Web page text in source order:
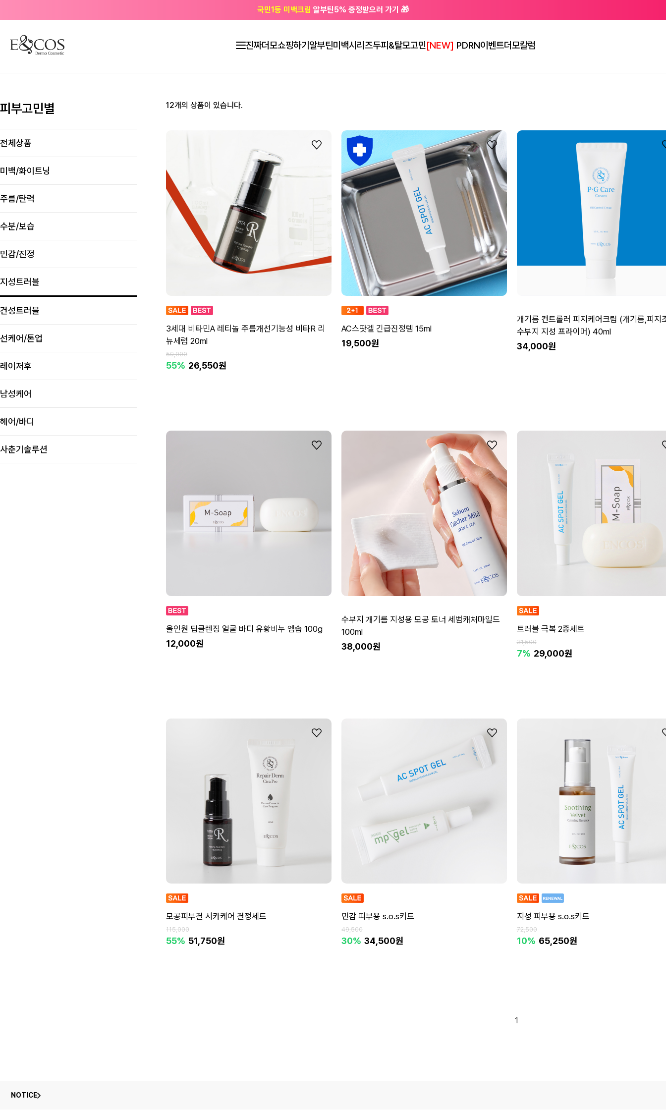
국민1등 미백크림 알부틴5% 증정받으러 가기 🎁
진짜더모쇼핑하기 알부틴미백시리즈두피&탈모고민[NEW] PDRN이벤트더모칼럼
피부고민별
전체상품
미백/화이트닝
주름/탄력
수분/보습
민감/진정
지성트러블
건성트러블
선케어/톤업
레이저후
남성케어
헤어/바디
사춘기솔루션
12개의 상품이 있습니다.
3세대 비타민A 레티놀 주름개선기능성 비타R 리
뉴세럼 20ml
59,000
55% 26,550원
AC스팟겔 긴급진정템 15ml
19,500원
개기름 컨트롤러 피지케어크림 (개기름,피지
수부지 지성 프라이머) 40ml
34,000원
올인원 딥클렌징 얼굴 바디 유황비누 엠솝 100g
12,000원
수부지 개기름 지성용 모공 토너 세범캐처마일드
100ml
38,000원
트러블 극복 2종세트
31,500
7% 29,000원
모공피부결 시카케어 결정세트
115,000
55% 51,750원
민감 피부용 s.o.s키트
49,500
30% 34,500원
지성 피부용 s.o.s키트
72,500
10% 65,250원
1
NOTICE